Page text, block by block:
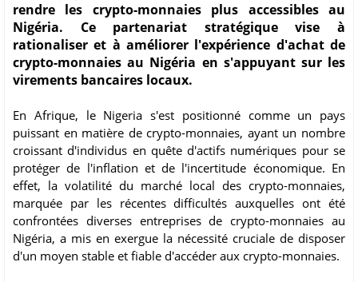
rendre les crypto-monnaies plus accessibles au
Nigéria. Ce partenariat stratégique vise à
rationaliser et à améliorer l'expérience d'achat de
crypto-monnaies au Nigéria en s'appuyant sur les
virements bancaires locaux.
En Afrique, le Nigeria s'est positionné comme un pays
puissant en matière de crypto-monnaies, ayant un nombre
croissant d'individus en quête d'actifs numériques pour se
protéger de l'inflation et de l'incertitude économique. En
effet, la volatilité du marché local des crypto-monnaies,
marquée par les récentes difficultés auxquelles ont été
confrontées diverses entreprises de crypto-monnaies au
Nigéria, a mis en exergue la nécessité cruciale de disposer
d'un moyen stable et fiable d'accéder aux crypto-monnaies.